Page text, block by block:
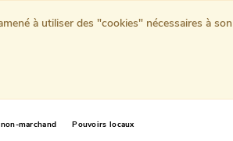
marchand Pouvoirs locaux
à utiliser des "cookies" nécessaires à